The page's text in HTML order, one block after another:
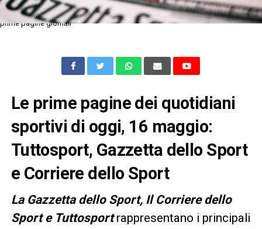
prime pagine giornali
Le prime pagine dei quotidiani
sportivi di oggi, 16 maggio:
Tuttosport, Gazzetta dello Sport
e Corriere dello Sport
La Gazzetta dello Sport, Il Corriere dello
Sport e Tuttosportrappresentano i principali